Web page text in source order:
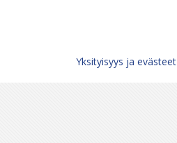
Yksityisyys ja evästeet